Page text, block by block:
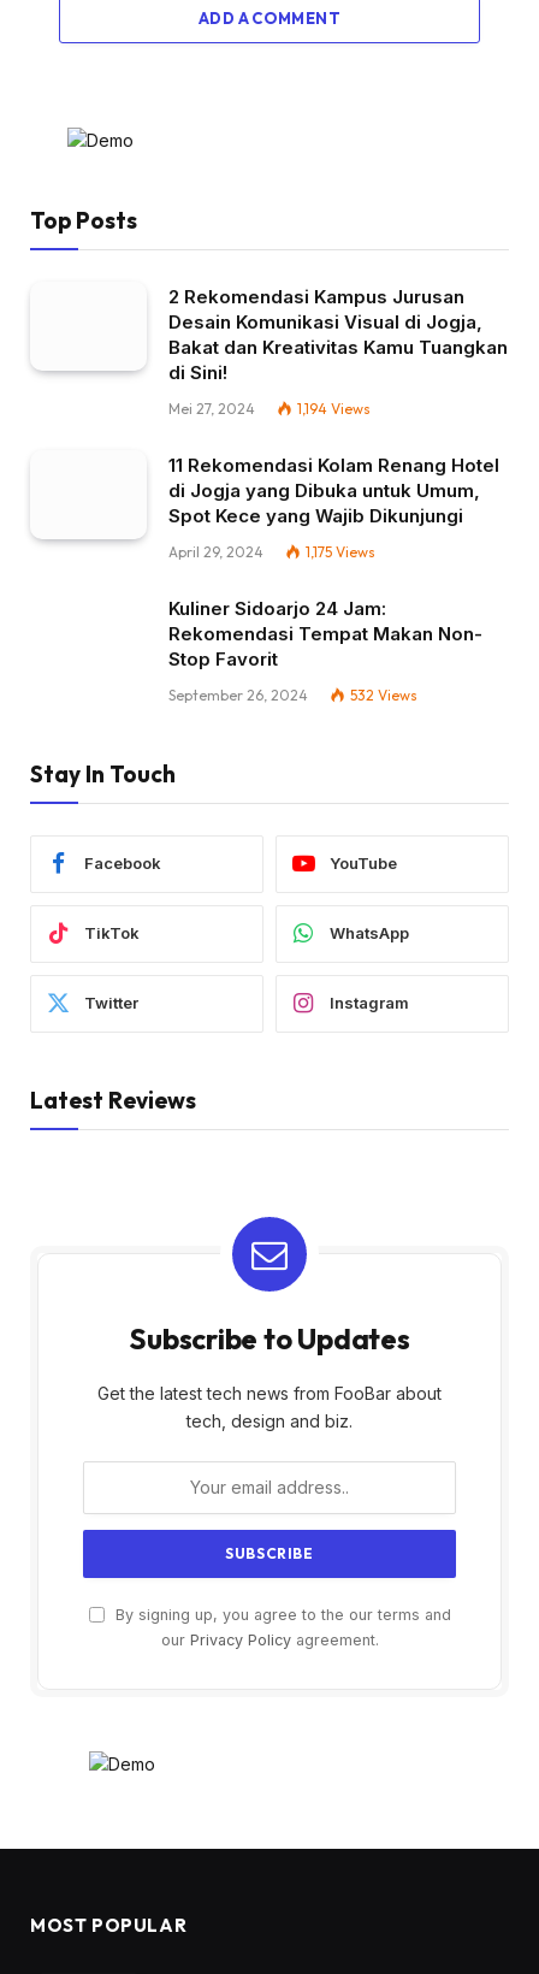
ADD A COMMENT
Top Posts
2 Rekomendasi Kampus Jurusan
Desain Komunikasi Visual di Jogja,
Bakat dan Kreativitas Kamu Tuangkan
di Sini!
Mei 27, 2024 1,194 Views
11 Rekomendasi Kolam Renang Hotel
di Jogja yang Dibuka untuk Umum,
Spot Kece yang Wajib Dikunjungi
April 29, 2024 1,175 Views
Kuliner Sidoarjo 24 Jam:
Rekomendasi Tempat Makan Non-
Stop Favorit
September 26, 2024 532 Views
Stay In Touch
Facebook YouTube
TikTok WhatsApp
Twitter Instagram
Latest Reviews
Subscribe to Updates
Get the latest tech news from FooBar about
tech, design and biz.
By signing up, you agree to the our terms and
our Privacy Policyagreement.
MOST POPULAR